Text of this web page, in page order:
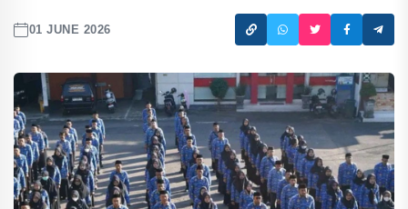
01 JUNE 2026